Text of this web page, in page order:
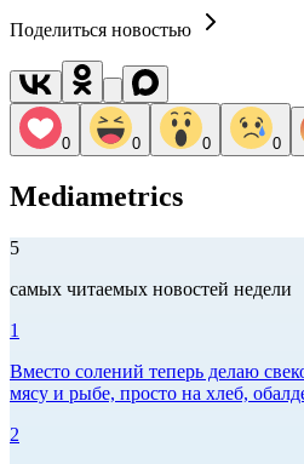
Поделиться новостью
0 0 0 0
Mediametrics
5
самых читаемых новостей недели
1
Вместо солений теперь делаю
мясу и рыбе, просто на хлеб,
2